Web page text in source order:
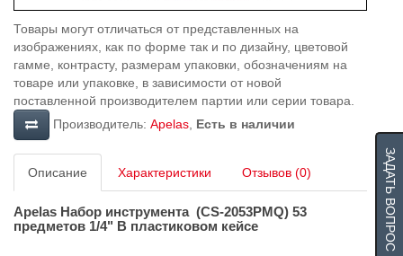
Товары могут отличаться от представленных на
изображениях, как по форме так и по дизайну, цветовой
гамме, контрасту, размерам упаковки, обозначениям на
товаре или упаковке, в зависимости от новой
поставленной производителем партии или серии товара.
Производитель: Apelas Есть в наличии
Описание Характеристики Отзывов (0)
Apelas Набор инструмента (CS-2053PMQ) 53
предметов 1/4" В пластиковом кейсе
ЗАДАТЬ ВОПРОС